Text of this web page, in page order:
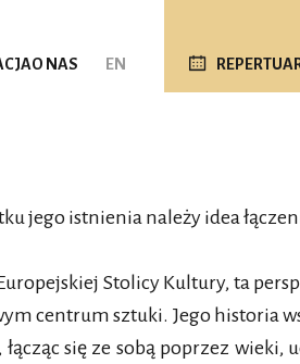
O NAS EN
jego istnienia należy idea
Stolicy Kultury, ta
centrum sztuki. Jego historia
się ze sobą poprzez wieki,